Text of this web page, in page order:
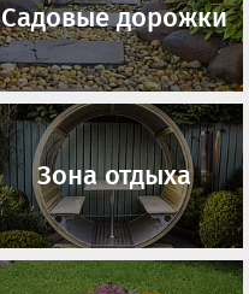
Садовые дорожки
Зона отдыха